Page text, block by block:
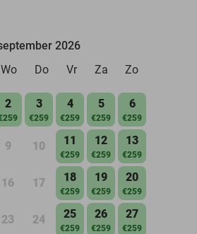
2026
Wo Do Vr Za Zo
2 3
€259
4
€259
5
€259
6
€259
9 10 11
€259
12
€259
13
€259
16 17 18
€259
19
€259
20
€259
23 24 25
€259
26
€259
27
€259